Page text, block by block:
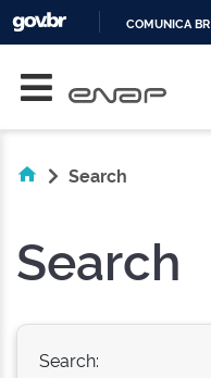
COMUNICA BR
Search
Search
Search: